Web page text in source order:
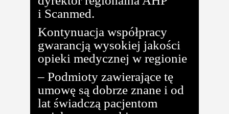
i Scanmed.
Kontynuacja współpracy
gwarancją wysokiej jakości
opieki medycznej w regionie
– Podmioty zawierające tę
umowę są dobrze znane i od
lat świadczą pacjentom